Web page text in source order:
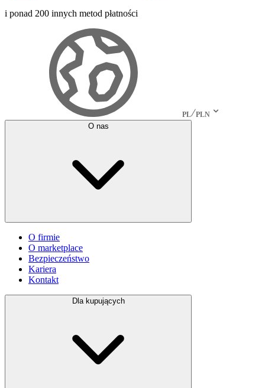
i ponad 200 innych metod płatności
PL PLN
O nas
O firmie
O marketplace
Bezpieczeństwo
Kariera
Kontakt
Dla kupujących